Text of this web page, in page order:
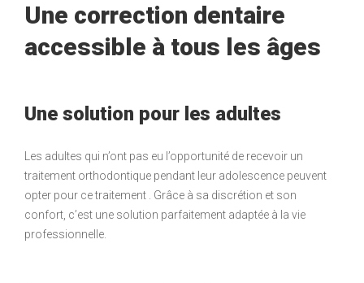
Une correction dentaire
accessible à tous les âges
Une solution pour les adultes
Les adultes qui n’ont pas eu l’opportunité de recevoir un
traitement orthodontique pendant leur adolescence peuvent
opter pour ce traitement . Grâce à sa discrétion et son
confort, c’est une solution parfaitement adaptée à la vie
professionnelle.